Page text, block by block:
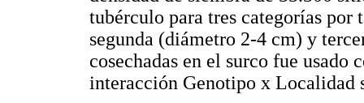
tubérculo para tres categorías
segunda (diámetro 2-4 cm) y
cosechadas en el surco fue
interacción Genotipo x Localidad